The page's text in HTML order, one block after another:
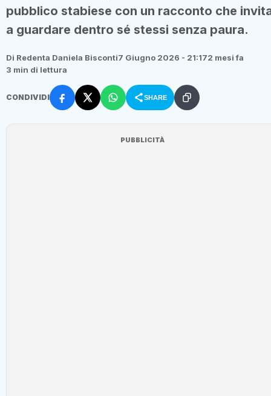
pubblico stabiese con un racconto che
a guardare dentro sé stessi senza paura.
Di Redenta Daniela Bisconti7 Giugno 2026 - 21:172 mesi fa
3 min di lettura
CONDIVIDI SHARE
PUBBLICITÀ